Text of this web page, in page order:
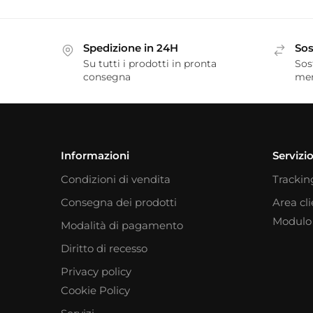
Spedizione in 24H
Su tutti i prodotti in pronta
consegna
Informazioni
Condizioni di vendita
Consegna dei prodotti
Modalità di pagamento
Diritto di recesso
Privacy policy
Cookie Policy
Area